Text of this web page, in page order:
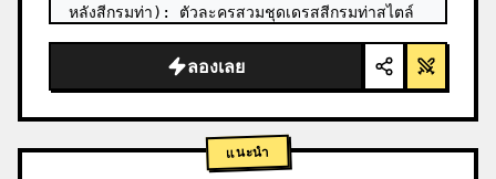
หลังสีกรมท่า): ตัวละครสวมชุดเดรสสีกรมท่าสไตล์
ลองเลย
แนะนำ